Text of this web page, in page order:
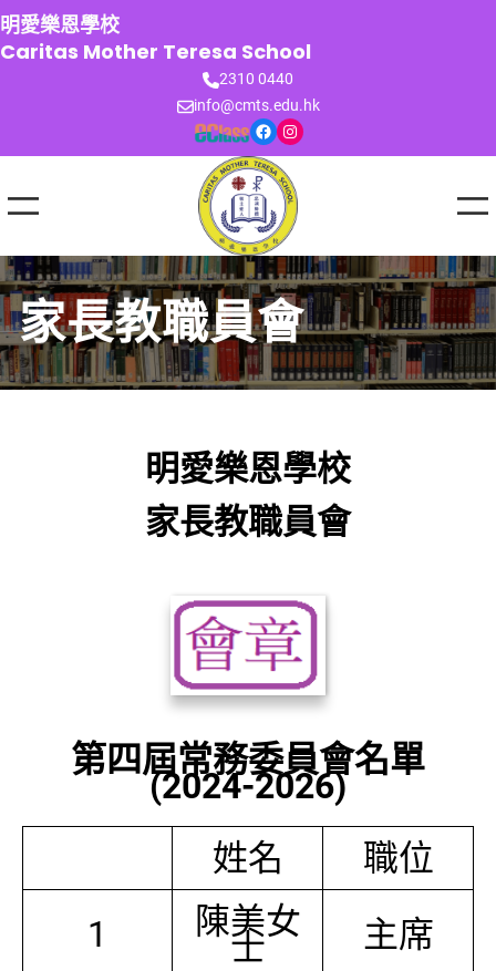
跳
至
主
明愛樂恩學校
Caritas Mother Teresa School
2310 0440
info@cmts.edu.hk
Facebook Instagram
家長教職員會
明愛樂恩學校
家長教職員會
第四屆常務委員會名單
(2024-2026)
姓名
職位
1
陳美女
士 主席